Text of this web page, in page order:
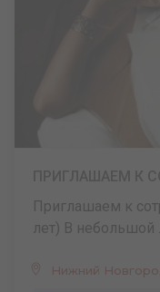
Приглашаем к
лет) В небольшой
Нижний